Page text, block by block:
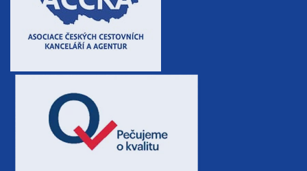
říjen 2026
03.10. - 06.10.26
6 500 Kč
03.10. - 07.10.26
sobota - středa
8 400 Kč
03.10. - 08.10.26